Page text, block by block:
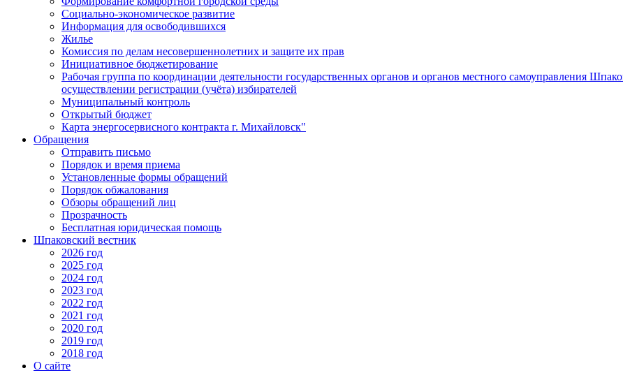
Социально-экономическое развитие
Информация для освободившихся
Жилье
Комиссия по делам несовершеннолетних и защите их прав
Инициативное бюджетирование
Рабочая группа по координации деятельности государственных органов и органов местного самоуправления
осуществлении регистрации (учёта) избирателей
Муниципальный контроль
Открытый бюджет
Карта энергосервисного контракта г. Михайловск"
Обращения
Отправить письмо
Порядок и время приема
Установленные формы обращений
Порядок обжалования
Обзоры обращений лиц
Прозрачность
Бесплатная юридическая помощь
Шпаковский вестник
2026 год
2025 год
2024 год
2023 год
2022 год
2021 год
2020 год
2019 год
2018 год
О сайте